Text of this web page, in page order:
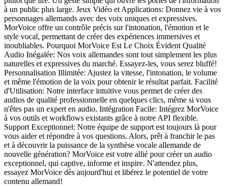
à un public plus large. Jeux Vidéo et Applications: Donnez vie à vos
personnages allemands avec des voix uniques et expressives.
MorVoice offre un contrôle précis sur l'intonation, l'émotion et le
style vocal, permettant de créer des expériences immersives et
inoubliables. Pourquoi MorVoice Est Le Choix Évident Qualité
Audio Inégalée: Nos voix allemandes sont tout simplement les plus
naturelles et expressives du marché. Essayez-les, vous serez bluffé!
Personnalisation Illimitée: Ajustez la vitesse, l'intonation, le volume
et même l'émotion de la voix pour obtenir le résultat parfait. Facilité
d'Utilisation: Notre interface intuitive vous permet de créer des
audios de qualité professionnelle en quelques clics, même si vous
n'êtes pas un expert en audio. Intégration Facile: Intégrez MorVoice
à vos outils et workflows existants grâce à notre API flexible.
Support Exceptionnel: Notre équipe de support est toujours là pour
vous aider et répondre à vos questions. Alors, prêt à franchir le pas
et à découvrir la puissance de la synthèse vocale allemande de
nouvelle génération? MorVoice est votre allié pour créer un audio
exceptionnel, qui captive, informe et inspire. N'attendez plus,
essayez MorVoice dès aujourd'hui et libérez le potentiel de votre
contenu allemand!